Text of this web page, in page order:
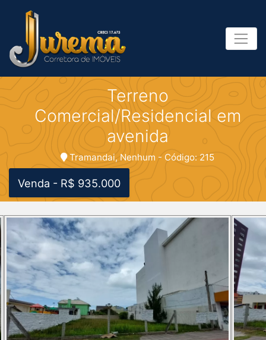
Terreno
Comercial/Residencial em
avenida
Tramandai, Nenhum - Código: 215
Venda - R$ 935.000